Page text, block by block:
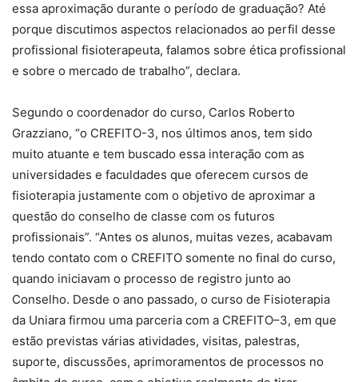
essa aproximação durante o período de graduação? Até
porque discutimos aspectos relacionados ao perfil desse
profissional fisioterapeuta, falamos sobre ética profissional
e sobre o mercado de trabalho”, declara.
Segundo o coordenador do curso, Carlos Roberto
Grazziano, “o CREFITO-3, nos últimos anos, tem sido
muito atuante e tem buscado essa interação com as
universidades e faculdades que oferecem cursos de
fisioterapia justamente com o objetivo de aproximar a
questão do conselho de classe com os futuros
profissionais”. “Antes os alunos, muitas vezes, acabavam
tendo contato com o CREFITO somente no final do curso,
quando iniciavam o processo de registro junto ao
Conselho. Desde o ano passado, o curso de Fisioterapia
da Uniara firmou uma parceria com a CREFITO–3, em que
estão previstas várias atividades, visitas, palestras,
suporte, discussões, aprimoramentos de processos no